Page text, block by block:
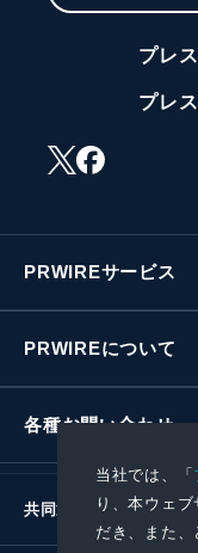
当社では、「
り、本ウェ
だき、また
プレ
プレ
PRWIREサービス
PRWIREについて
各種お問い合わせ
共同通信社グループ